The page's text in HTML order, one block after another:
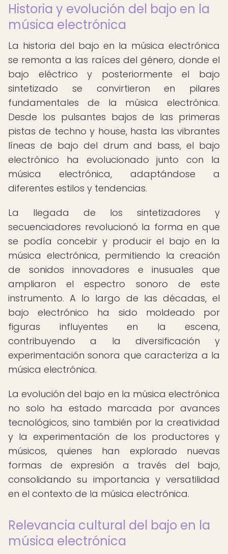
Historia y evolución del bajo en la
música electrónica
La historia del bajo en la música electrónica
se remonta a las raíces del género, donde el
bajo eléctrico y posteriormente el bajo
sintetizado se convirtieron en pilares
fundamentales de la música electrónica.
Desde los pulsantes bajos de las primeras
pistas de techno y house, hasta las vibrantes
líneas de bajo del drum and bass, el bajo
electrónico ha evolucionado junto con la
música electrónica, adaptándose a
diferentes estilos y tendencias.
La llegada de los sintetizadores y
secuenciadores revolucionó la forma en que
se podía concebir y producir el bajo en la
música electrónica, permitiendo la creación
de sonidos innovadores e inusuales que
ampliaron el espectro sonoro de este
instrumento. A lo largo de las décadas, el
bajo electrónico ha sido moldeado por
figuras influyentes en la escena,
contribuyendo a la diversificación y
experimentación sonora que caracteriza a la
música electrónica.
La evolución del bajo en la música electrónica
no solo ha estado marcada por avances
tecnológicos, sino también por la creatividad
y la experimentación de los productores y
músicos, quienes han explorado nuevas
formas de expresión a través del bajo,
consolidando su importancia y versatilidad
en el contexto de la música electrónica.
Relevancia cultural del bajo en la
música electrónica